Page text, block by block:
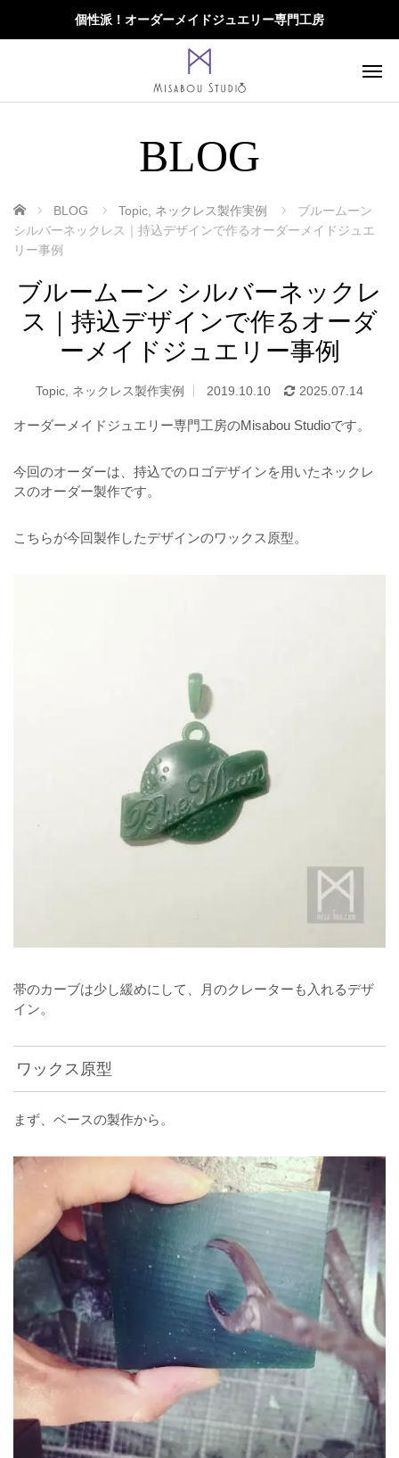
個性派！オーダーメイドジュエリー専門工房
BLOG
ホーム BLOG Topic, ネックレス製作実例
ブルームーン
シルバーネックレス｜持込デザインで作るオーダーメイドジュエ
リー事例
ブルームーン シルバーネックレ
ス｜持込デザインで作るオーダ
ーメイドジュエリー事例
Topic, ネックレス製作実例 2019.10.10 2025.07.14
オーダーメイドジュエリー専門工房のMisabou Studioです。
今回のオーダーは、持込でのロゴデザインを用いたネックレ
スのオーダー製作です。
こちらが今回製作したデザインのワックス原型。
帯のカーブは少し緩めにして、月のクレーターも入れるデザ
イン。
ワックス原型
まず、ベースの製作から。